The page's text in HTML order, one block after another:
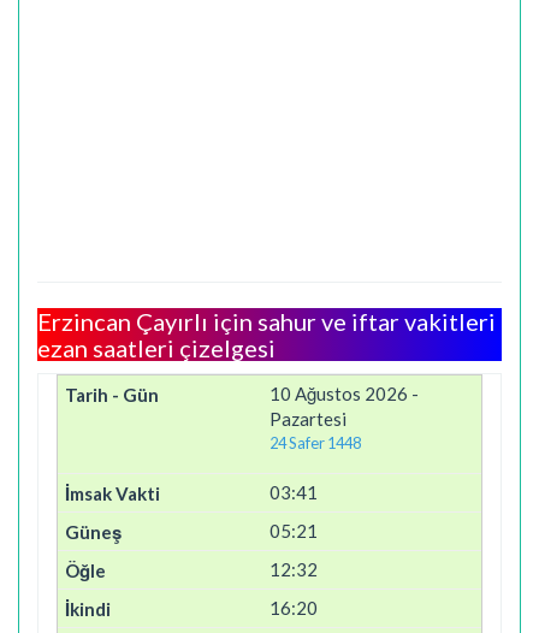
Erzincan Çayırlı için sahur ve iftar vakitleri
ezan saatleri çizelgesi
10 Ağustos 2026 -
Pazartesi
24 Safer 1448
03:41
05:21
12:32
16:20